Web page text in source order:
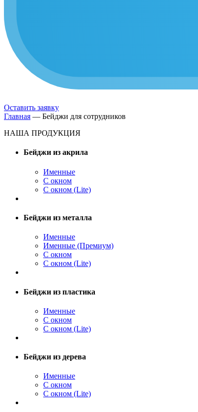
Оставить заявку
Главная — Бейджи для сотрудников
НАША ПРОДУКЦИЯ
Бейджи из акрила
Именные
С окном
С окном (Lite)
Бейджи из металла
Именные
Именные (Премиум)
С окном
С окном (Lite)
Бейджи из пластика
Именные
С окном
С окном (Lite)
Бейджи из дерева
Именные
С окном
С окном (Lite)